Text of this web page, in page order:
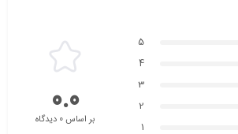
5
4
3
2
1
0.0بر اساس 0 دیدگاه